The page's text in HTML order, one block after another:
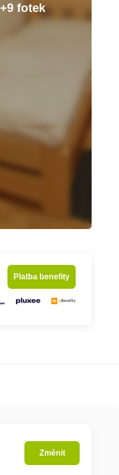
+9 fotek
Platba benefity
Změnit